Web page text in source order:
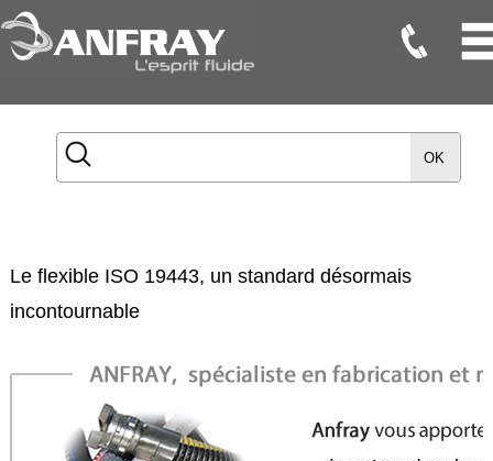
Flexibles
Onduleux
Gaines
Accessoires
Maintenance
OK
Le flexible ISO 19443, un standard désormais
incontournable